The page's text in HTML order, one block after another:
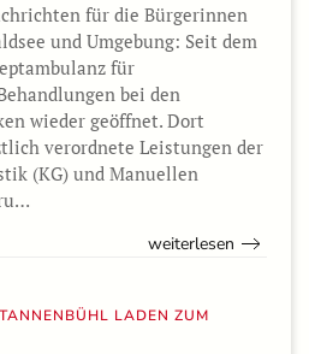
für die Bürgerinnen
und Umgebung: Seit dem
für
bei den
wieder geöffnet. Dort
verordnete Leistungen der
(KG) und Manuellen
weiterlesen
LADEN ZUM